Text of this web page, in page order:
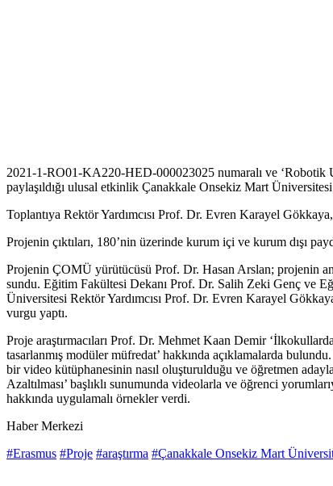
2021-1-RO01-KA220-HED-000023025 numaralı ve ‘Robotik
paylaşıldığı ulusal etkinlik Çanakkale Onsekiz Mart
Toplantıya Rektör Yardımcısı Prof. Dr. Evren Karayel
Projenin çıktıları, 180’nin üzerinde kurum içi ve kurum dışı
Projenin ÇOMÜ yürütücüsü Prof. Dr. Hasan Arslan; projenin
sundu. Eğitim Fakültesi Dekanı Prof. Dr. Salih Zeki Genç ve
Üniversitesi Rektör Yardımcısı Prof. Dr. Evren Karayel
vurgu yaptı.
Proje araştırmacıları Prof. Dr. Mehmet Kaan Demir
tasarlanmış modüler müfredat’ hakkında açıklamalarda
bir video kütüphanesinin nasıl oluşturulduğu ve öğretmen
Azaltılması’ başlıklı sunumunda videolarla ve öğrenci
hakkında uygulamalı örnekler verdi.
Haber Merkezi
#Erasmus #Proje #araştırma #Çanakkale Onsekiz Mart